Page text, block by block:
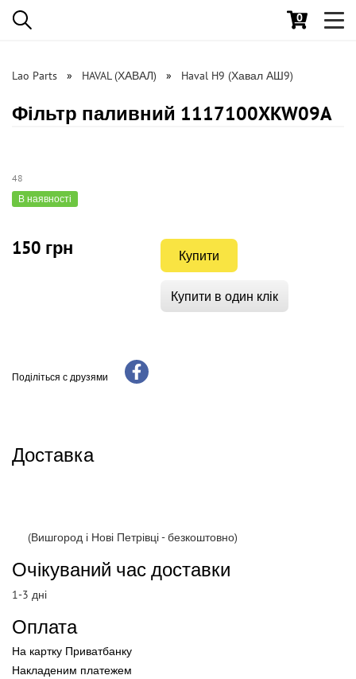
0
Lao Parts HAVAL (ХАВАЛ) Haval H9 (Хавал АШ9)
Фільтр паливний 1117100XKW09A
48
В наявності
150 грн Купити
Купити в один клік
Поділіться с друзями
Доставка
(Вишгород і Нові Петрівці - безкоштовно)
Очікуваний час доставки
1-3 дні
Оплата
На картку Приватбанку
Накладеним платежем